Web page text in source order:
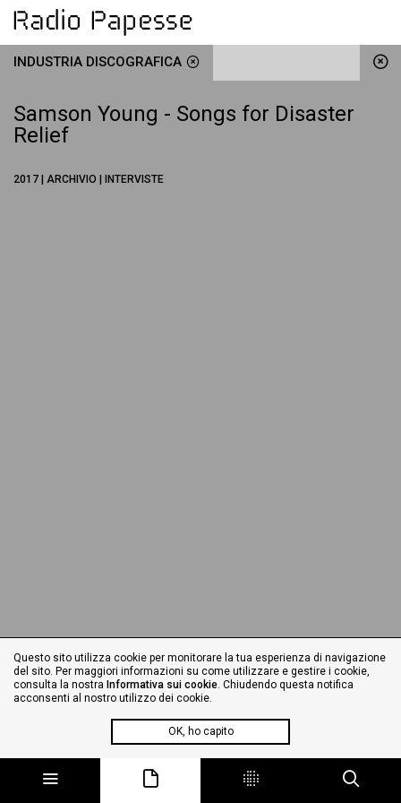
INDUSTRIA DISCOGRAFICA
Samson Young - Songs for Disaster
Relief
2017 | ARCHIVIO | INTERVISTE
Questo sito utilizza cookie per monitorare la tua esperienza di navigazione
del sito. Per maggiori informazioni su come utilizzare e gestire i cookie,
consulta la nostra Informativa sui cookie. Chiudendo questa notifica
acconsenti al nostro utilizzo dei cookie.
OK, ho capito